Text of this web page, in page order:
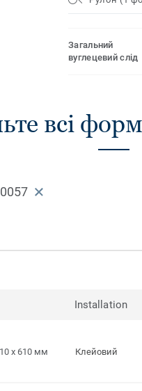
Загальний
вуглецевий слід
всі
Installation
x 610 мм Клейовий